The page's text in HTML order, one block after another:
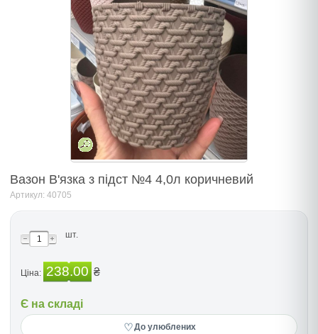
Вазон В'язка з підст №4 4,0л коричневий
Артикул: 40705
шт.
Ціна: 238.00 ₴
Є на складі
♡До улюблених